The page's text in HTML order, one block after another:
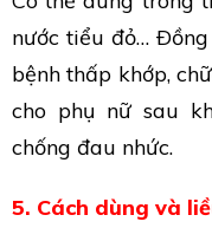
nước tiểu đỏ…
bệnh thấp khớp,
cho phụ nữ sau
chống đau nhức.
5. Cách dùng và